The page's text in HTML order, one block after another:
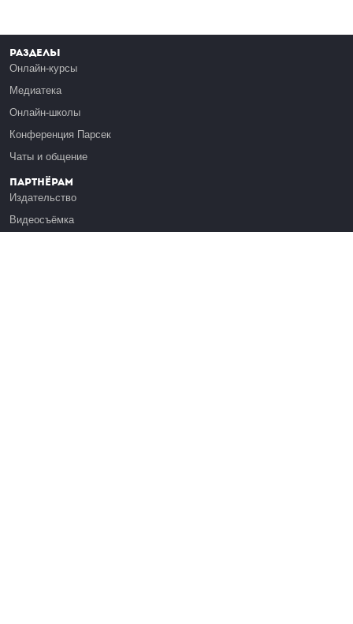
Разделы
Онлайн-курсы
Медиатека
Онлайн-школы
Конференция Парсек
Чаты и общение
Партнёрам
Издательство
Видеосъёмка